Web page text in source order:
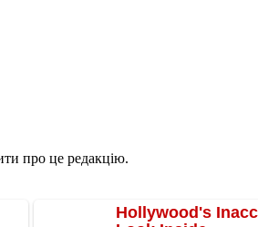
про це редакцію.